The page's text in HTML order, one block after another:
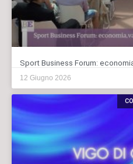
Sport Business Forum:
12 Giugno 2026